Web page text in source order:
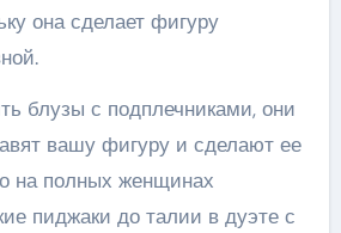
она сделает фигуру
блузы с подплечниками, они
вашу фигуру и сделают ее
на полных женщинах
пиджаки до талии в дуэте с